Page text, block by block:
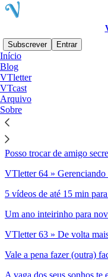
Subscrever
Entrar
Início
Blog
VTletter
VTcast
Arquivo
Sobre
Sitemap -
Trainee
VTletter 65 » Então é Natal
Posso trocar de amigo
VTletter 64 »
5 vídeos de até 15 min
Um ano inteirinho para
VTletter 63 » De volta
Vale a pena fazer (outra)
A vaga dos seus sonhos te